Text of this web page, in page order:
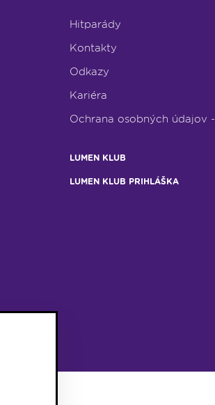
Hitparády
Kontakty
Odkazy
Kariéra
Ochrana osobných údajov
LUMEN KLUB
LUMEN KLUB PRIHLÁŠKA